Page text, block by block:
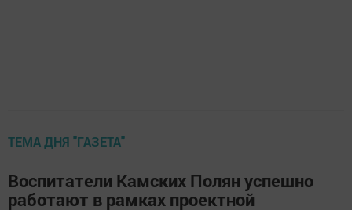
ТЕМА ДНЯ "ГАЗЕТА"
Воспитатели Камских Полян успешно
работают в рамках проектной